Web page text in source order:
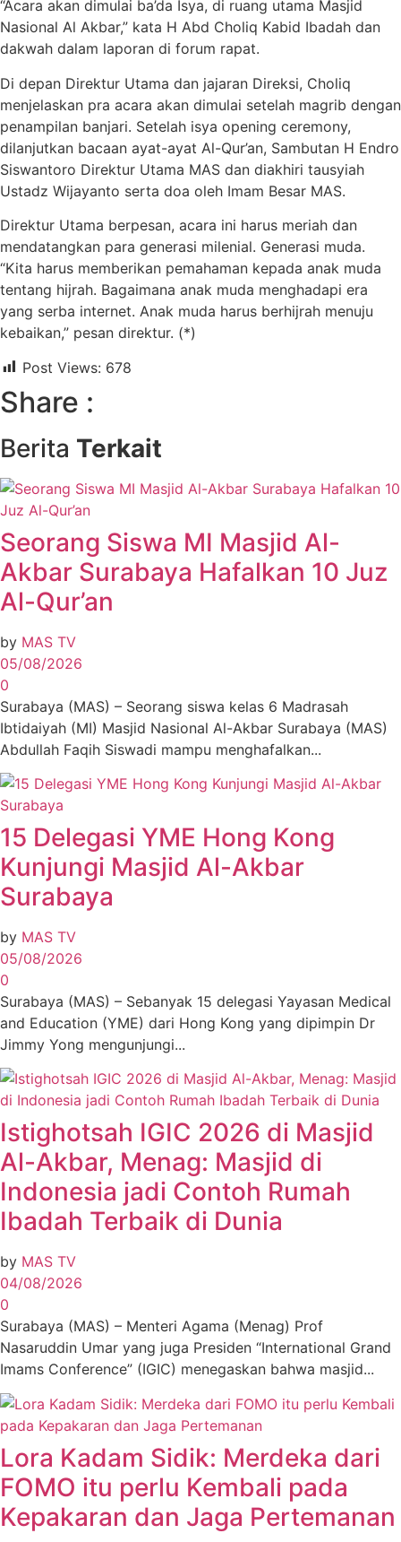
“Acara akan dimulai ba’da Isya, di ruang utama Masjid
Nasional Al Akbar,” kata H Abd Choliq Kabid Ibadah dan
dakwah dalam laporan di forum rapat.
Di depan Direktur Utama dan jajaran Direksi, Choliq
menjelaskan pra acara akan dimulai setelah magrib dengan
penampilan banjari. Setelah isya opening ceremony,
dilanjutkan bacaan ayat-ayat Al-Qur’an, Sambutan H Endro
Siswantoro Direktur Utama MAS dan diakhiri tausyiah
Ustadz Wijayanto serta doa oleh Imam Besar MAS.
Direktur Utama berpesan, acara ini harus meriah dan
mendatangkan para generasi milenial. Generasi muda.
“Kita harus memberikan pemahaman kepada anak muda
tentang hijrah. Bagaimana anak muda menghadapi era
yang serba internet. Anak muda harus berhijrah menuju
kebaikan,” pesan direktur. (*)
Post Views: 678
Share :
Berita Terkait
Seorang Siswa MI Masjid Al-
Akbar Surabaya Hafalkan 10 Juz
Al-Qur’an
by MAS TV
05/08/2026
0
Surabaya (MAS) – Seorang siswa kelas 6 Madrasah
Ibtidaiyah (MI) Masjid Nasional Al-Akbar Surabaya (MAS)
Abdullah Faqih Siswadi mampu menghafalkan...
15 Delegasi YME Hong Kong
Kunjungi Masjid Al-Akbar
Surabaya
by MAS TV
05/08/2026
0
Surabaya (MAS) – Sebanyak 15 delegasi Yayasan Medical
and Education (YME) dari Hong Kong yang dipimpin Dr
Jimmy Yong mengunjungi...
Istighotsah IGIC 2026 di Masjid
Al-Akbar, Menag: Masjid di
Indonesia jadi Contoh Rumah
Ibadah Terbaik di Dunia
by MAS TV
04/08/2026
0
Surabaya (MAS) – Menteri Agama (Menag) Prof
Nasaruddin Umar yang juga Presiden “International Grand
Imams Conference” (IGIC) menegaskan bahwa masjid...
Lora Kadam Sidik: Merdeka dari
FOMO itu perlu Kembali pada
Kepakaran dan Jaga Pertemanan